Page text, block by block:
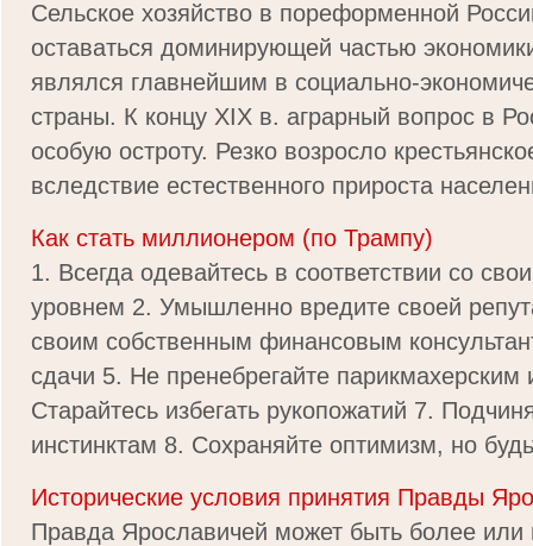
Сельское хозяйство в пореформенной
оставаться доминирующей частью
являлся главнейшим в социально-
страны. К концу XIX в. аграрный вопрос в
особую остроту. Резко возросло
вследствие естественного прироста
Как стать миллионером (по Трампу)
1. Всегда одевайтесь в соответствии со
уровнем 2. Умышленно вредите своей
своим собственным финансовым
сдачи 5. Не пренебрегайте парикмахерским
Старайтесь избегать рукопожатий 7.
инстинктам 8. Сохраняйте оптимизм, но
Исторические условия принятия Правды
Правда Ярославичей может быть более или